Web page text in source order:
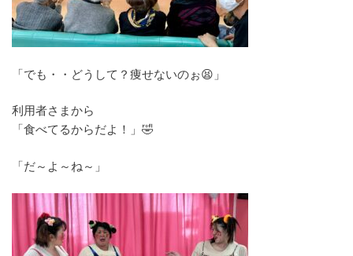
「でも・・どうして？痩せないのぉ😫」
利用者さまから
「食べてるからだよ！」🤣
「だ～よ～ね～」